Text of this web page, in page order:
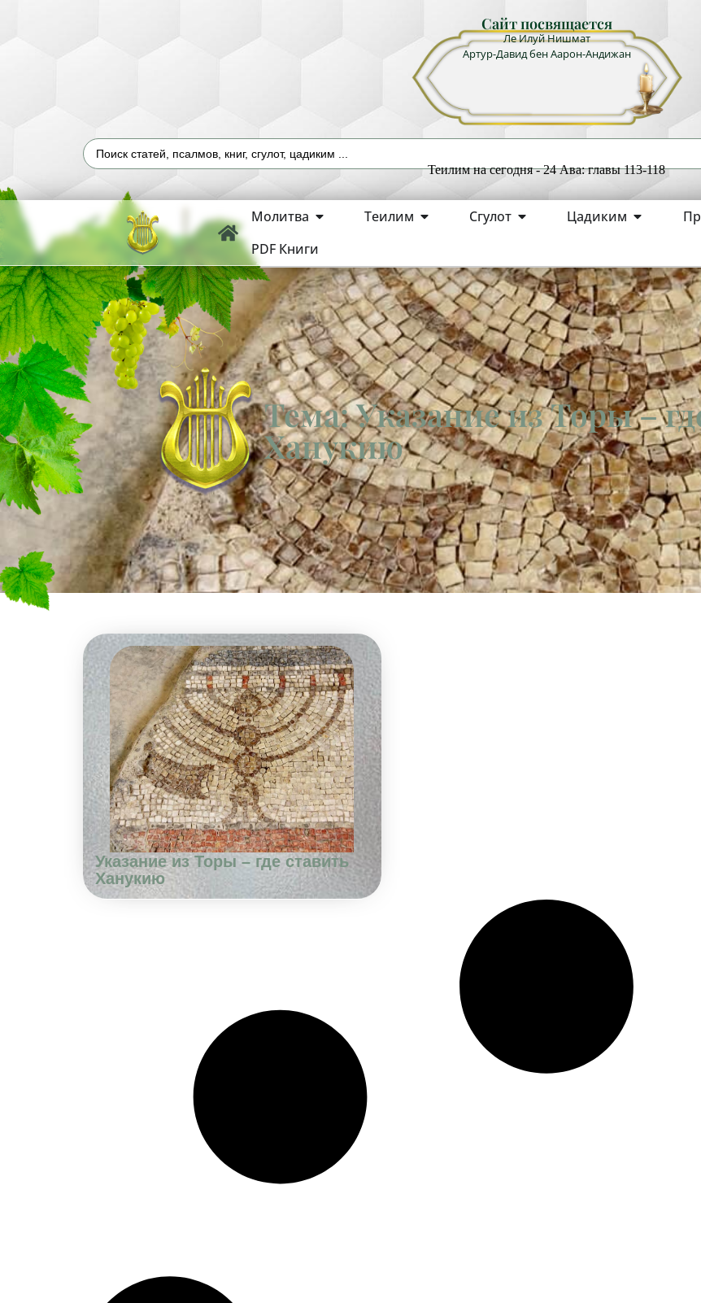
Сайт посвящается
Ле Илуй Нишмат
Артур-Давид бен Аарон-Андижан
Теилим на сегодня - 24 Ава: главы 113-118
Молитва Теилим Сгулот Цадиким
PDF Книги
Тема: Указание из Торы –
Ханукию
Указание из Торы – где ставить
Ханукию